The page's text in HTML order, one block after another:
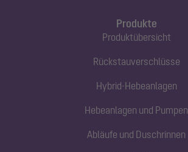
Produkte
Produktübersicht
Rückstauverschlüsse
Hybrid-Hebeanlagen
Hebeanlagen und Pumpen
Abläufe und Duschrinnen